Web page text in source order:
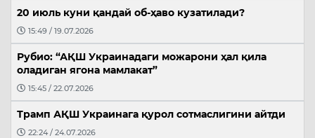
20 июль куни қандай об-ҳаво кузатилади?
15:49 / 19.07.2026
Рубио: “АҚШ Украинадаги можарони ҳал қила
оладиган ягона мамлакат”
15:45 / 22.07.2026
Трамп АҚШ Украинага қурол сотмаслигини айтди
22:24 / 24.07.2026